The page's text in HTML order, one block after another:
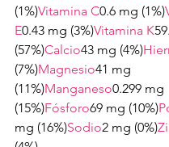
(1%)Vitamina C0.6 mg (1%)
E0.43 mg (3%)Vitamina K
(57%)Calcio43 mg (4%)
(7%)Magnesio41 mg
(11%)Manganeso0.299 mg
(15%)Fósforo69 mg (10%)
mg (16%)Sodio2 mg (0%)